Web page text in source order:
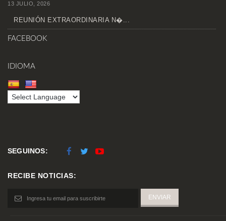
13 JULIO, 2026
REUNIÓN EXTRAORDINARIA N�...
FACEBOOK
IDIOMA
SEGUINOS:
RECIBE NOTICIAS: